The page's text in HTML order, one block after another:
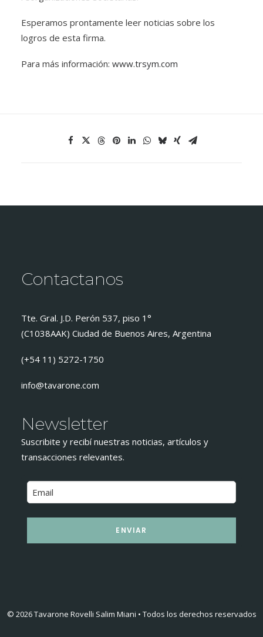
Esperamos prontamente leer noticias sobre los
logros de esta firma.
Para más información: www.trsym.com
Contactanos
Tte. Gral. J.D. Perón 537, piso 1°
(C1038AAK) Ciudad de Buenos Aires, Argentina
(+54 11) 5272-1750
info@tavarone.com
Newsletter
Suscribite y recibí nuestras noticias, artículos y
transacciones relevantes.
ENVIAR
© 2026 Tavarone Rovelli Salim Miani • Todos los derechos reservados